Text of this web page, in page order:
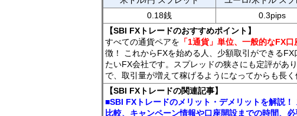
0.18銭
0.3pips
【SBI FXトレードのおすすめポイント】
すべての通貨ペアを 「1通貨」単位、一般的なFX
徴！ これからFXを始める人、少額取引ができる
たいFX会社です。スプレッドの狭さにも定評があ
で、取引量が増えて稼げるようになってからも長く
【SBI FXトレードの関連記事】
■SBI FXトレードのメリット・デメリットを解説
比較、キャンペーン情報や口座開設までの時間、必